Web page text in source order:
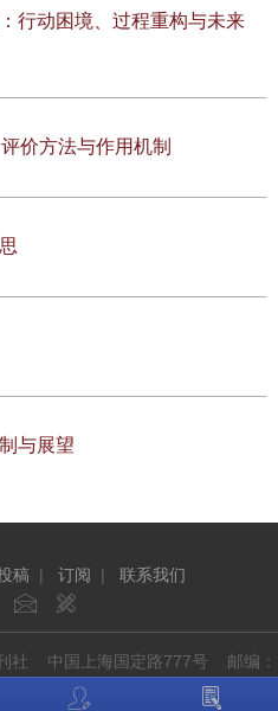
行动困境、过程重构与未来
价方法与作用机制
与展望
稿 | 订阅 | 联系我们
社 中国上海国定路777号 邮编：